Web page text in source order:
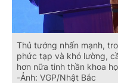
Thủ tướng nhấn mạnh,
phức tạp và khó lường,
hơn nữa tinh thần khoa
-Ảnh: VGP/Nhật Bắc